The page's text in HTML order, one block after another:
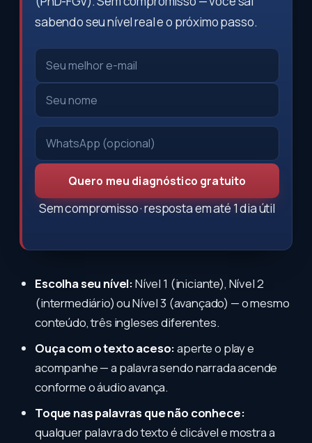
sabendo seu nível real e o próximo passo.
Quero meu diagnóstico gratuito
Sem compromisso · resposta em até 1 dia útil
Escolha seu nível:Nível 1 (iniciante), Nível 2
(intermediário) ou Nível 3 (avançado) — o mesmo
conteúdo, três ingleses diferentes.
Ouça com o texto aceso:aperte o play e
acompanhe — a palavra sendo narrada acende
conforme o áudio avança.
Toque nas palavras que não conhece:
qualquer palavra do texto é clicável e mostra a